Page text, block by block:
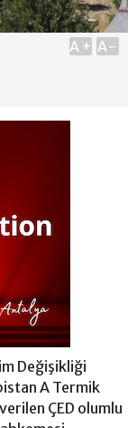
A+ A-
Değişikliği
A Termik
ÇED olumlu